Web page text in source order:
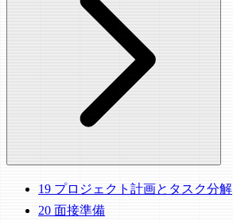
19 プロジェクト計画とタスク分解
20 面接準備